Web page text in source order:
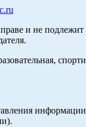
и не
информации